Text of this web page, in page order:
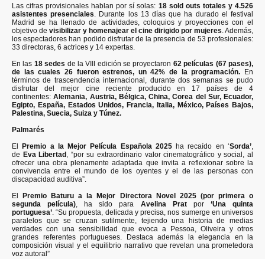
Las cifras provisionales hablan por sí solas: 18 sold outs totales y 4.526
asistentes presenciales. Durante los 13 días que ha durado el festival
Madrid se ha llenado de actividades, coloquios y proyecciones con el
objetivo de visibilizar y homenajear el cine dirigido por mujeres. Además,
los espectadores han podido disfrutar de la presencia de 53 profesionales:
33 directoras, 6 actrices y 14 expertas.
En las 18 sedes de la VIII edición se proyectaron 62 películas (67 pases),
de las cuales 26 fueron estrenos, un 42% de la programación. En
términos de trascendencia internacional, durante dos semanas se pudo
disfrutar del mejor cine reciente producido en 17 países de 4
continentes:Alemania, Austria, Bélgica, China, Corea del Sur, Ecuador,
Egipto, España, Estados Unidos, Francia, Italia, México, Países Bajos,
Palestina, Suecia, Suiza y Túnez.
Palmarés
El
Premio a la Mejor Película Española 2025ha recaído en ‘Sorda’,
de Eva Libertad , “por su extraordinario valor cinematográfico y social, al
ofrecer una obra plenamente adaptada que invita a reflexionar sobre la
convivencia entre el mundo de los oyentes y el de las personas con
discapacidad auditiva”.
El
Premio Baturu a la Mejor Directora Novel 2025 (por primera o
segunda película), ha sido para Avelina Pratpor ‘Una quinta
portuguesa’. “Su propuesta, delicada y precisa, nos sumerge en universos
paralelos que se cruzan sutilmente, tejiendo una historia de medias
verdades con una sensibilidad que evoca a Pessoa, Oliveira y otros
grandes referentes portugueses. Destaca además la elegancia en la
composición visual y el equilibrio narrativo que revelan una prometedora
voz autoral”